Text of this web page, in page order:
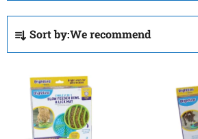
P
o
Sort by:We recommend